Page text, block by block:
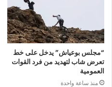
“مجلس بوعياش” يدخل على خط
تعرض شاب لتهديد من فرد القوات
العمومية
منذ ساعة واحدة